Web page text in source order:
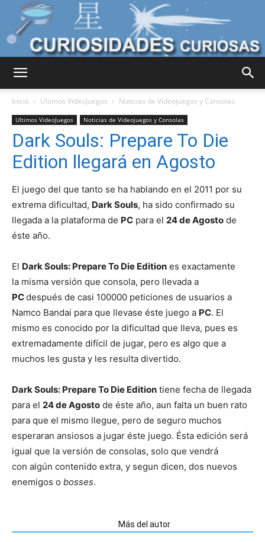
Curiosas
del
Inicio Ultimos VideoJuegos Noticias de Videojuegos y Consolas
Ultimos VideoJuegos Noticias de Videojuegos y Consolas
Dark Souls: Prepare To Die
Edition llegará en Agosto
El juego del que tanto se ha hablando en el 2011 por su
extrema dificultad, Dark Souls, ha sido confirmado su
llegada a la plataforma de PC para el 24 de Agosto de
éste año.
El Dark Souls: Prepare To Die Edition es exactamente
la misma versión que consola, pero llevada a
PCdespués de casi 100000 peticiones de usuarios a
Namco Bandai para que llevase éste juego a PC. El
mismo es conocido por la dificultad que lleva, pues es
extremadamente difícil de jugar, pero es algo que a
muchos les gusta y les resulta divertido.
Dark Souls: Prepare To Die Edition tiene fecha de llegada
para el 24 de Agosto de éste año, aun falta un buen rato
para que el mismo llegue, pero de seguro muchos
esperaran ansiosos a jugar éste juego. Ésta edición será
igual que la versión de consolas, solo que vendrá
con algún contenido extra, y segun dicen, dos nuevos
enemigos o bosses.
Más del autor